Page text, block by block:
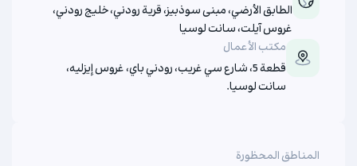
المناطق المحظورة
الطابق الأرضي، مبنى سوذبيز، قرية رودني، خليج رودني،
غروس آيلت، سانت لوسيا
مكتب الأعمال
قطعة 5، شارع سي غريب، رودني باي، غروس إيزليه،
سانت لوسيا.